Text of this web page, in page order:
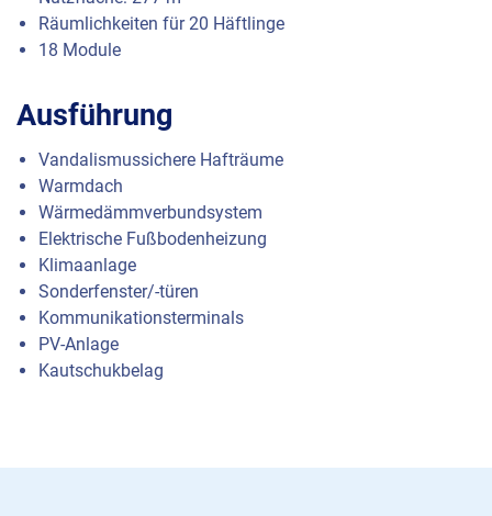
Räumlichkeiten für 20 Häftlinge
18 Module
Ausführung
Vandalismussichere Hafträume
Warmdach
Wärmedämmverbundsystem
Elektrische Fußbodenheizung
Klimaanlage
Sonderfenster/-türen
Kommunikationsterminals
PV-Anlage
Kautschukbelag